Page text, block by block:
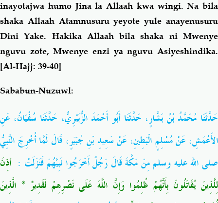
inayotajwa humo Jina la Allaah kwa wingi. Na bila
shaka Allaah Atamnusuru yeyote yule anayenusuru
Dini Yake. Hakika Allaah bila shaka ni Mwenye
nguvu zote,Mwenye enzi ya nguvu Asiyeshindika.
[Al-Hajj: 39-40]
Sababun-Nuzuwl:
حَدَّثَنَا مُحَمَّدُ بْنُ بَشَّارٍ، حَدَّثَنَا أَبُو أَحْمَدَ الزُّبَيْرِيُّ، حَدَّثَنَا سُفْيَانُ، عَنِ
الأَعْمَشِ، عَنْ مُسْلِمٍ الْبَطِينِ، عَنْ سَعِيدِ بْنِ جُبَيْرٍ، قَالَ لَمَّا أُخْرِجَ النَّبِيُّ
صلى الله عليه وسلم مِنْ مَكَّةَ قَالَ رَجُلٌ أَخْرَجُوا نَبِيَّهُمْ فَنَزَلَتْ ‏:‏ أذِنَ
لِلَّذِينَ يُقَاتَلُونَ بِأَنَّهُمْ ظُلِمُوا وَإِنَّ اللَّهَ عَلَى نَصْرِهِمْ لَقَدِيرٌ * الَّذِينَ